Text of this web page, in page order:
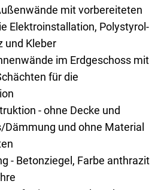
mit vorbereiteten
Elektroinstallation, Polystyrol-
und Kleber
im Erdgeschoss mit
für die
- ohne Decke und
Dämmung und ohne Material
- Betonziegel, Farbe anthrazit